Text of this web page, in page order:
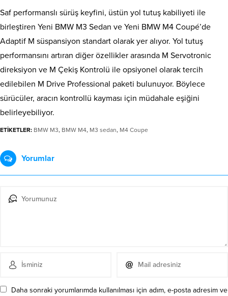
Saf performanslı sürüş keyfini, üstün yol tutuş kabiliyeti ile
birleştiren Yeni BMW M3 Sedan ve Yeni BMW M4 Coupé’de
Adaptif M süspansiyon standart olarak yer alıyor. Yol tutuş
performansını artıran diğer özellikler arasında M Servotronic
direksiyon ve M Çekiş Kontrolü ile opsiyonel olarak tercih
edilebilen M Drive Professional paketi bulunuyor. Böylece
sürücüler, aracın kontrollü kayması için müdahale eşiğini
belirleyebiliyor.
ETİKETLER: BMW M3, BMW M4, M3 sedan, M4 Coupe
Yorumlar
Daha sonraki yorumlarımda kullanılması için adım, e-posta adresim ve